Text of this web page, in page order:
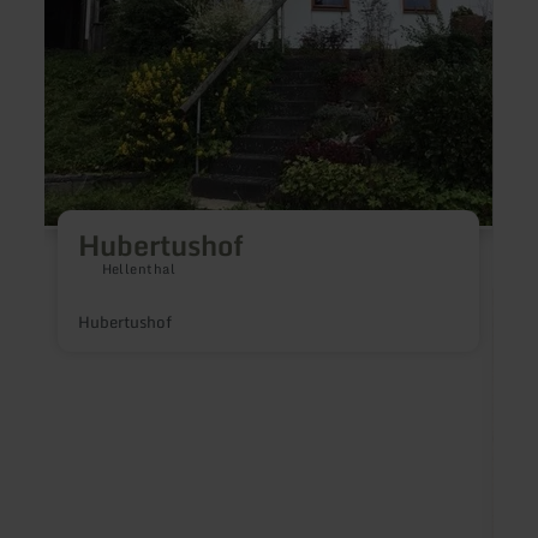
Hubertushof
Hellenthal
Hubertushof